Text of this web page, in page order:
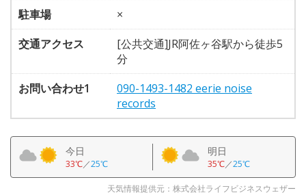
駐車場
×
交通アクセス
[公共交通]JR阿佐ヶ谷駅から徒歩5
分
お問い合わせ1
090-1493-1482 eerie noise
records
今日
33℃／25℃
明日
35℃／25℃
天気情報提供元：株式会社ライフビジネスウェザー